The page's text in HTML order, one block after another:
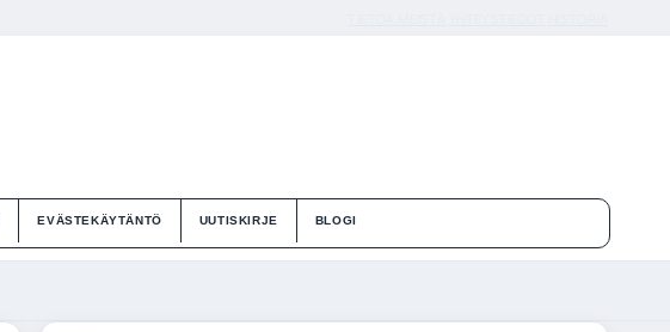
EVÄSTEKÄYTÄNTÖ UUTISKIRJE BLOGI